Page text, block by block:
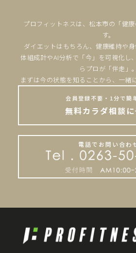
プロフィットネスは、松本市の「健
す。
ダイエットはもちろん、健康維持や身
体組成計やAI分析で「今」を可視化し
らプロが「伴走」。
まずは今の状態を知ることから、一緒
会員登録不要・1分で簡
無料カラダ相談
電話でお問い合わ